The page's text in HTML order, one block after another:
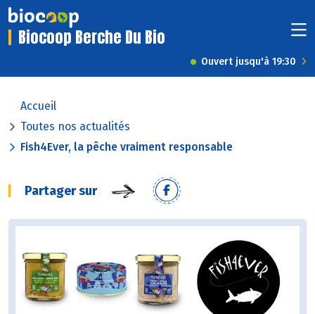
Biocoop Berche Du Bio
Ouvert jusqu'à 19:30
Accueil
Toutes nos actualités
Fish4Ever, la pêche vraiment responsable
Partager sur